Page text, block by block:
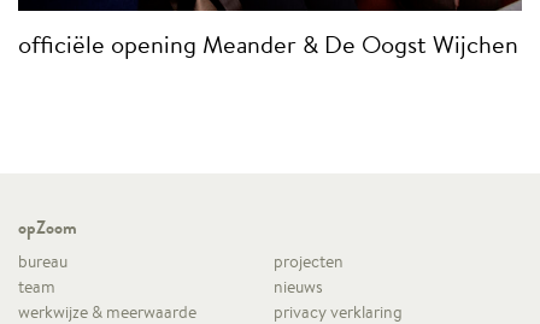
officiële opening Meander & De Oogst Wijchen
opZoom
bureau
projecten
team
nieuws
werkwijze & meerwaarde
privacy verklaring